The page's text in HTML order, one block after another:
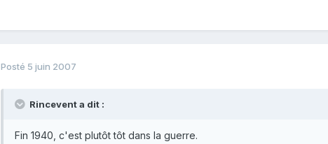
Posté 5 juin 2007
Rincevent a dit :
Fin 1940, c'est plutôt tôt dans la guerre.